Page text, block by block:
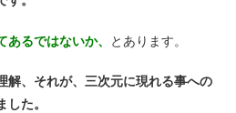
るではないか、 とあります。
解、それが、三次元に現れる事への
た。